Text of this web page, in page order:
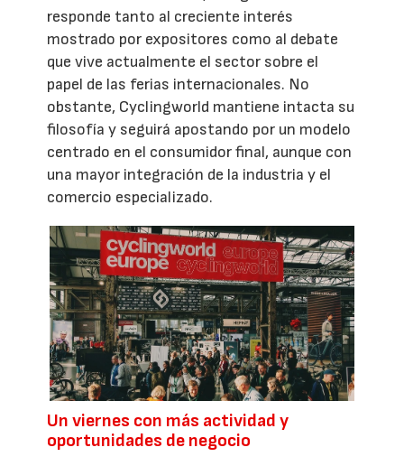
responde tanto al creciente interés
mostrado por expositores como al debate
que vive actualmente el sector sobre el
papel de las ferias internacionales. No
obstante, Cyclingworld mantiene intacta su
filosofía y seguirá apostando por un modelo
centrado en el consumidor final, aunque con
una mayor integración de la industria y el
comercio especializado.
Un viernes con más actividad y
oportunidades de negocio